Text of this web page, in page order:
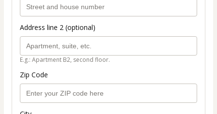
Address line 2 (optional)
E.g.: Apartment B2, second floor.
Zip Code